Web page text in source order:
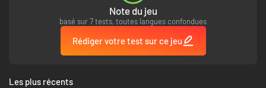
Note du jeu
basé sur 7 tests, toutes langues confondues
Rédiger votre test sur ce jeu
Les plus récents